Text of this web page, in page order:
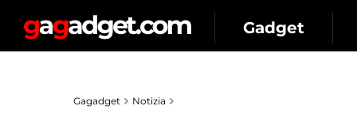
Gadget
Gagadget Notizia